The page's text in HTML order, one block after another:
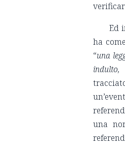
Ed
ha
“una
indulto,
una